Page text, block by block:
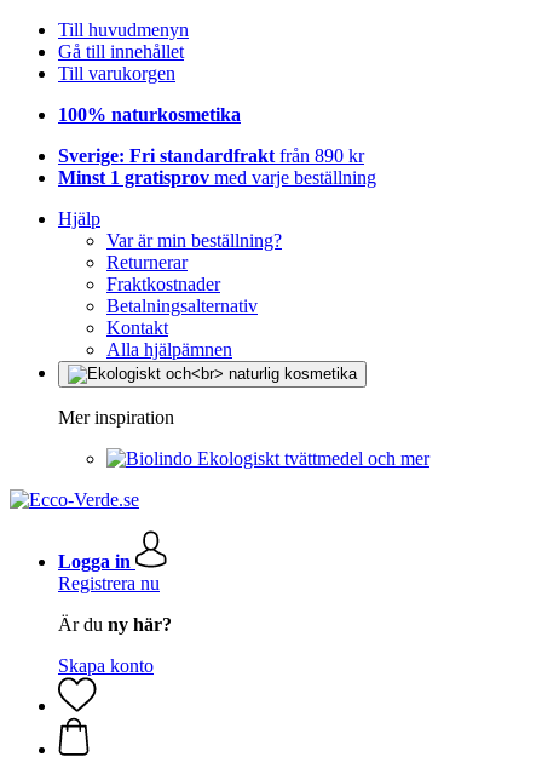
Till huvudmenyn
Gå till innehållet
Till varukorgen
100% naturkosmetika
Sverige: Fri standardfrakt från 890 kr
Minst 1 gratisprov med varje beställning
Hjälp
Var är min beställning?
Returnerar
Fraktkostnader
Betalningsalternativ
Kontakt
Alla hjälpämnen
Mer inspiration
Ekologiskt tvättmedel och mer
Logga in
Registrera nu
Är du ny här?
Skapa konto